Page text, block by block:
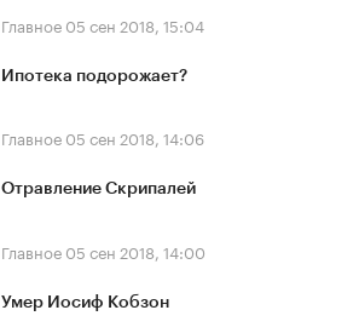
Главное 05 сен 2018, 15:04
Ипотека подорожает?
Главное 05 сен 2018, 14:06
Отравление Скрипалей
Главное 05 сен 2018, 14:00
Умер Иосиф Кобзон